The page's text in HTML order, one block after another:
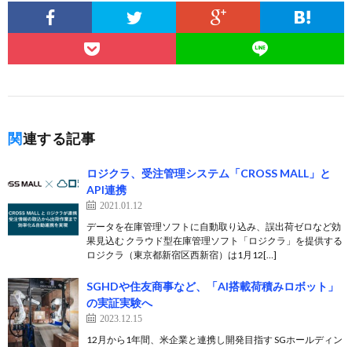
関連する記事
ロジクラ、受注管理システム「CROSS MALL」と
API連携
2021.01.12
データを在庫管理ソフトに自動取り込み、誤出荷ゼロなど効
果見込む クラウド型在庫管理ソフト「ロジクラ」を提供する
ロジクラ（東京都新宿区西新宿）は1月12[…]
SGHDや住友商事など、「AI搭載荷積みロボット」
の実証実験へ
2023.12.15
12月から1年間、米企業と連携し開発目指す SGホールディン